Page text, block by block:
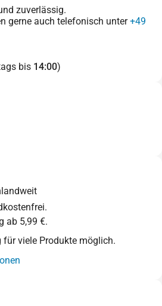
zuverlässig.
gerne auch telefonisch unter+49
bis 14:00)
ab 5,99 €.
für viele Produkte möglich.